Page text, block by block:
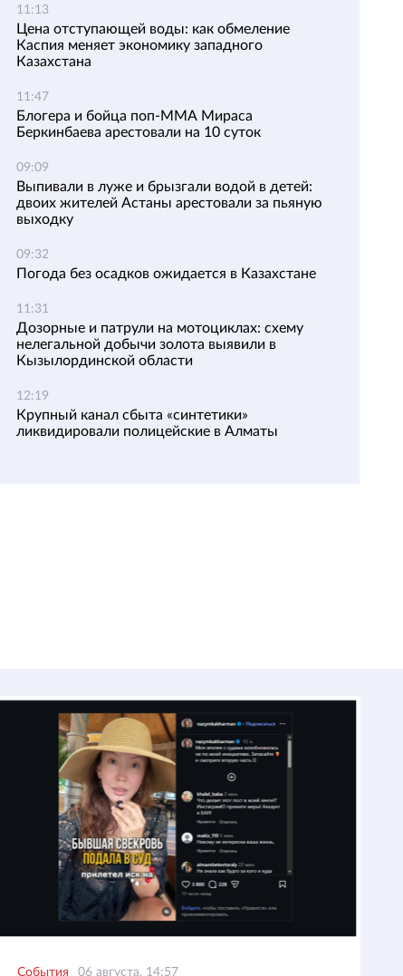
11:13
Цена отступающей воды: как обмеление
Каспия меняет экономику западного
Казахстана
11:47
Блогера и бойца поп-ММА Мираса
Беркинбаева арестовали на 10 суток
09:09
Выпивали в луже и брызгали водой в детей:
двоих жителей Астаны арестовали за пьяную
выходку
09:32
Погода без осадков ожидается в Казахстане
11:31
Дозорные и патрули на мотоциклах: схему
нелегальной добычи золота выявили в
Кызылординской области
12:19
Крупный канал сбыта «синтетики»
ликвидировали полицейские в Алматы
События 06 августа, 14:57